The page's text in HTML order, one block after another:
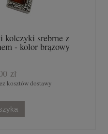
kolczyki srebrne z
- kolor brązowy
zł
kosztów dostawy